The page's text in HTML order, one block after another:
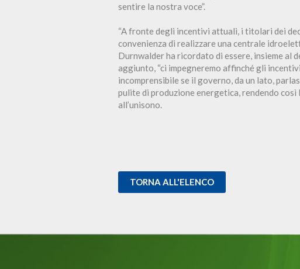
sentire la nostra voce”.
“A fronte degli incentivi attuali, i titolari dei
convenienza di realizzare una centrale
Durnwalder ha ricordato di essere, insieme al
aggiunto, “ci impegneremo affinché gli
incomprensibile se il governo, da un lato,
pulite di produzione energetica, rendendo
all’unisono.
TORNA ALL'ELENCO